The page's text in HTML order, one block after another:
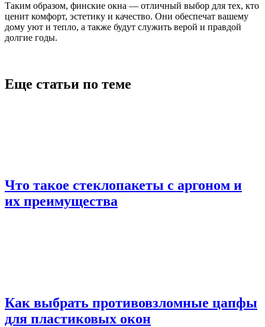
Таким образом, финские окна — отличный выбор для тех, кто
ценит комфорт, эстетику и качество. Они обеспечат вашему
дому уют и тепло, а также будут служить верой и правдой
долгие годы.
Еще статьи по теме
Что такое стеклопакеты с аргоном и
их преимущества
Как выбрать противовзломные цапфы
для пластиковых окон